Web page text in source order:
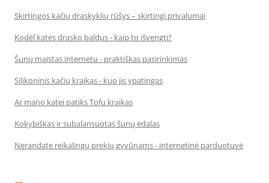
Skirtingos kačių draskyklių rūšys – skirtingi privalumai
Kodėl katės drasko baldus - kaip to išvengti?
Šunų maistas internetu - praktiškas pasirinkimas
Silikoninis kačių kraikas - kuo jis ypatingas
Ar mano katei patiks Tofu kraikas
Kokybiškas ir subalansuotas šunų ėdalas
Nerandate reikalingų prekių gyvūnams - internetinė parduotuvė